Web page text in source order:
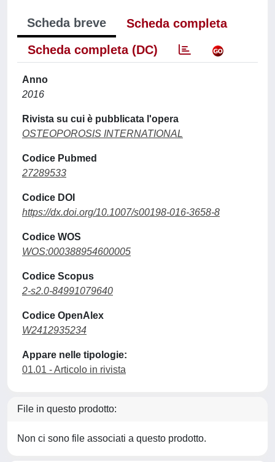
Scheda breve
Scheda completa
Scheda completa (DC)
Anno
2016
Rivista su cui è pubblicata l'opera
OSTEOPOROSIS INTERNATIONAL
Codice Pubmed
27289533
Codice DOI
https://dx.doi.org/10.1007/s00198-016-3658-8
Codice WOS
WOS:000388954600005
Codice Scopus
2-s2.0-84991079640
Codice OpenAlex
W2412935234
Appare nelle tipologie:
01.01 - Articolo in rivista
File in questo prodotto:
Non ci sono file associati a questo prodotto.